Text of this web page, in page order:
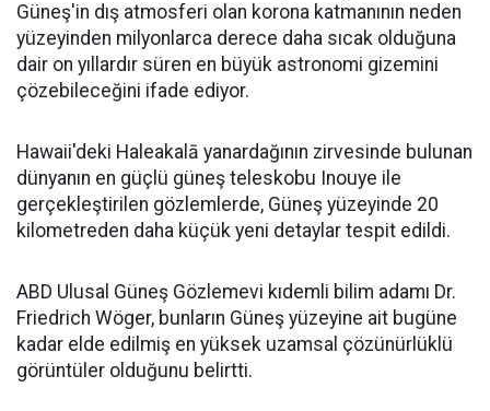
Güneş'in dış atmosferi olan korona katmanının neden
yüzeyinden milyonlarca derece daha sıcak olduğuna
dair on yıllardır süren en büyük astronomi gizemini
çözebileceğini ifade ediyor.
Hawaii'deki Haleakalā yanardağının zirvesinde bulunan
dünyanın en güçlü güneş teleskobu Inouye ile
gerçekleştirilen gözlemlerde, Güneş yüzeyinde 20
kilometreden daha küçük yeni detaylar tespit edildi.
ABD Ulusal Güneş Gözlemevi kıdemli bilim adamı Dr.
Friedrich Wöger, bunların Güneş yüzeyine ait bugüne
kadar elde edilmiş en yüksek uzamsal çözünürlüklü
görüntüler olduğunu belirtti.